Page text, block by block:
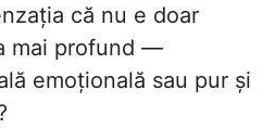
că nu e doar
mai profund —
emoțională sau pur și